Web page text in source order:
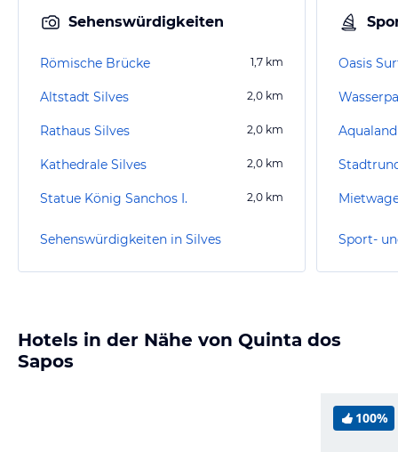
Sehenswürdigkeiten
Römische Brücke 1,7 km
Altstadt Silves 2,0 km
Rathaus Silves 2,0 km
Kathedrale Silves 2,0 km
Statue König Sanchos I. 2,0 km
Sehenswürdigkeiten in Silves
Oasis
Aqualand
Sport-
Hotels in der Nähe von Quinta dos
Sapos
100%